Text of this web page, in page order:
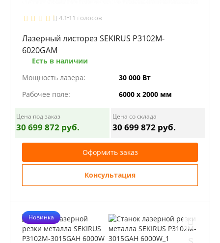
4.1 11 голосов
Лазерный листорез SEKIRUS P3102M-
6020GAM
Есть в наличии
Мощность лазера:
30 000 Вт
Рабочее поле:
6000 х 2000 мм
Цена под заказ
30 699 872 руб.
Цена со склада
30 699 872 руб.
Оформить заказ
Консультация
Новинка